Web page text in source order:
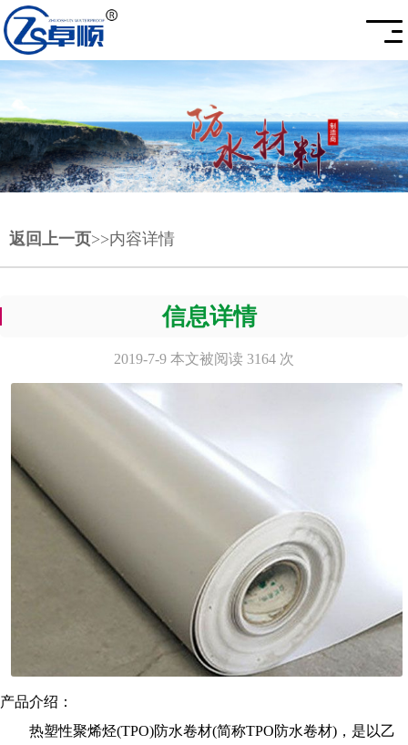
返回上一页>>内容详情
信息详情
2019-7-9 本文被阅读 3164 次
产品介绍：
热塑性聚烯烃(TPO)防水卷材(简称TPO防水卷材)，是以乙